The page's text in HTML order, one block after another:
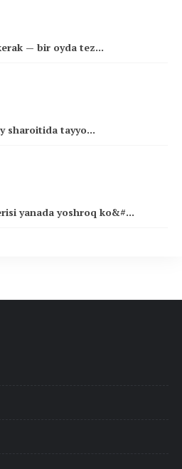
— bir oyda tez...
sharoitida tayyo...
yanada yoshroq ko&#...